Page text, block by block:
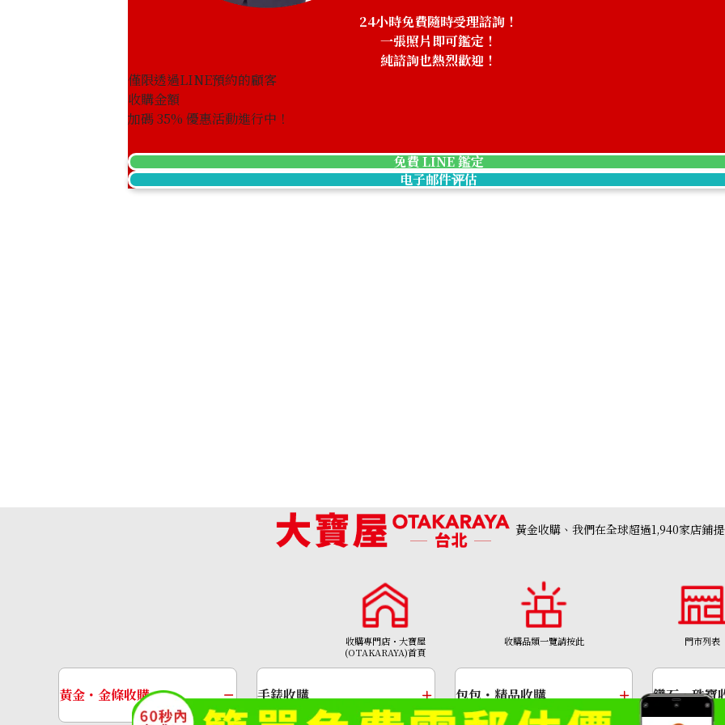
Hermes Mini Kelly Box Calf Gold Hardware Engraved
收購參考價格
Hermes Constance Mini Vaux Epson U stamp
收購參考價格
NTD 424,998
Hermes
收購參考價格
NTD 5,681
24小時免費隨時受理諮詢！
一張照片即可鑑定！
純諮詢也熱烈歡迎！
僅限透過LINE預約的顧客
收購金額
加碼35% 優惠活動進行中！
免費 LINE 鑑定
电子邮件评估
黃金收購、我們在全球超過1,940家店鋪
收購專門店・大寶屋
(OTAKARAYA)首頁
收購品類一覽請按此 門市列表
黃金・金條收購 手錶收購 包包・精品收購 鑽石・珠寶